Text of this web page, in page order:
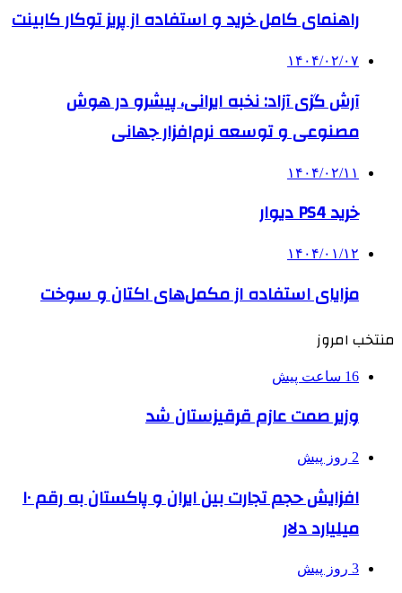
راهنمای کامل خرید و استفاده از پریز توکار کابینت
۱۴۰۴/۰۲/۰۷
آرش گزی آزاد: نخبه ایرانی، پیشرو در هوش
مصنوعی و توسعه نرم‌افزار جهانی
۱۴۰۴/۰۲/۱۱
خرید PS4 دیوار
۱۴۰۴/۰۱/۱۲
مزایای استفاده از مکمل‌های اکتان و سوخت
منتخب امروز
16 ساعت پیش
وزیر صمت عازم قرقیزستان شد
2 روز پیش
افزایش حجم تجارت بین ایران و پاکستان به رقم ۱۰
میلیارد دلار
3 روز پیش